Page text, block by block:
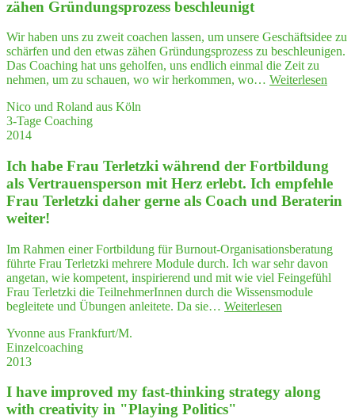
ren
auf
mein Leben."
zähen Grün­dungs­pro­zess beschleunigt
Wir haben uns zu zweit coachen lassen, um unsere Geschäftsidee zu
schärfen und den etwas zähen Gründungsprozess zu beschleunigen.
Das Coaching hat uns geholfen, uns endlich einmal die Zeit zu
nehmen, um zu schauen, wo wir herkommen, wo… Weiterlesen
und
den
zähen
pro­
zess
Nico und Roland aus Köln
3-Tage Coaching
2014
Ich habe Frau Ter­letz­ki wäh­rend der Fort­bil­dung
als Ver­trau­ens­per­son mit Herz erlebt. Ich emp­feh­le
Frau Ter­letz­ki daher ger­ne als Coach und Bera­te­rin
weiter!
Im Rahmen einer Fortbildung für Burnout-Organisationsberatung
führte Frau Terletzki mehrere Module durch. Ich war sehr davon
angetan, wie kompetent, inspirierend und mit wie viel Feingefühl
Frau Terletzki die TeilnehmerInnen durch die Wissensmodule
begleitete und Übungen anleitete. Da sie… Weiterlesen
wäh­
Yvonne aus Frankfurt/M.
Einzelcoaching
2013
I have impro­ved my fast-thin­king stra­tegy along
with crea­ti­vi­ty in "Play­ing Politics"